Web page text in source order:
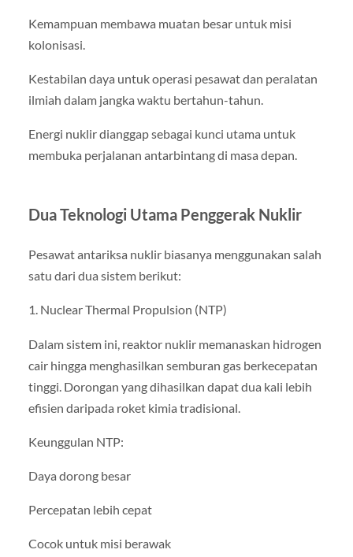
Kemampuan membawa muatan besar untuk misi
kolonisasi.
Kestabilan daya untuk operasi pesawat dan peralatan
ilmiah dalam jangka waktu bertahun-tahun.
Energi nuklir dianggap sebagai kunci utama untuk
membuka perjalanan antarbintang di masa depan.
Dua Teknologi Utama Penggerak Nuklir
Pesawat antariksa nuklir biasanya menggunakan salah
satu dari dua sistem berikut:
1. Nuclear Thermal Propulsion (NTP)
Dalam sistem ini, reaktor nuklir memanaskan hidrogen
cair hingga menghasilkan semburan gas berkecepatan
tinggi. Dorongan yang dihasilkan dapat dua kali lebih
efisien daripada roket kimia tradisional.
Keunggulan NTP:
Daya dorong besar
Percepatan lebih cepat
Cocok untuk misi berawak